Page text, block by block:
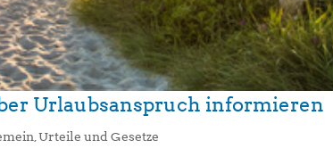
Urlaubsanspruch informieren
,Urteile und Gesetze